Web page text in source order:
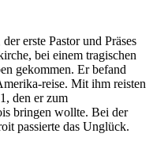
erste Pastor und Präses
bei einem tragischen
gekommen. Er befand
reise. Mit ihm reisten
den er zum
bringen wollte. Bei der
passierte das Unglück.